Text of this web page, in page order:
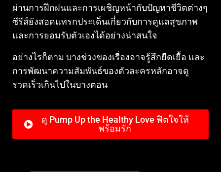
ผ่านการฝึกฝนและการเผชิญหน้ากับปัญหาชีวิตต่างๆ
ซีรีส์ยังสอดแทรกประเด็นเกี่ยวกับการดูแลสุขภาพ
และการยอมรับตัวเองได้อย่างน่าสนใจ
อย่างไรก็ตาม บางช่วงของเรื่องอาจรู้สึกยืดเยื้อ และ
การพัฒนาความสัมพันธ์ของตัวละครหลักอาจดู
รวดเร็วเกินไปในบางตอน
ดู Pump Up the Healthy Love ฟิตใจให้
พร้อมรัก